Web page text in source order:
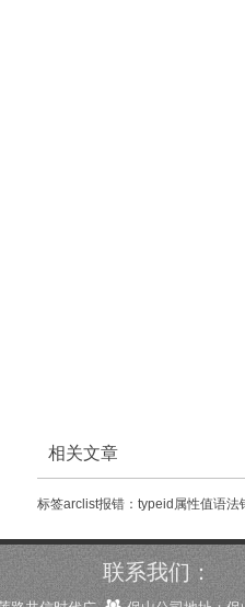
相关文章
标签arclist报错：typeid属性值语法
联系我们：